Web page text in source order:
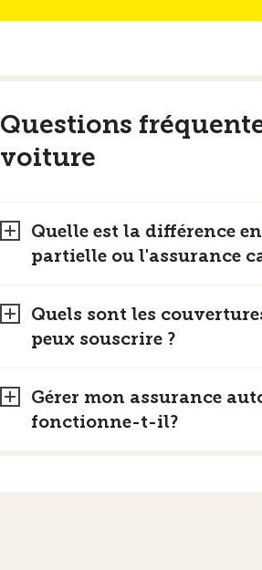
Questions
voiture
Quelle est la différence
partielle ou l'assurance
Quels sont les
peux souscrire ?
Gérer mon assurance
fonctionne-t-il?